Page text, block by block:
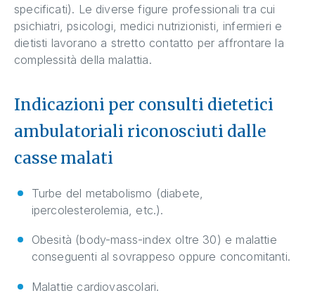
specificati). Le diverse figure professionali tra cui
psichiatri, psicologi, medici nutrizionisti, infermieri e
dietisti lavorano a stretto contatto per affrontare la
complessità della malattia.
Indicazioni per consulti dietetici
ambulatoriali riconosciuti dalle
casse malati
Turbe del metabolismo (diabete,
ipercolesterolemia, etc.).
Obesità (body-mass-index oltre 30) e malattie
conseguenti al sovrappeso oppure concomitanti.
Malattie cardiovascolari.